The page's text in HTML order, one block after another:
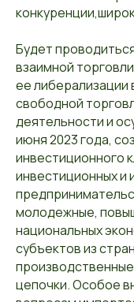
Будет
взаимной
ее либерализации
свободной
деятельности и
июня 2023 года,
инвестиционного
инвестиционных и
молодежные,
национальных
субъектов из
цепочки. Особое